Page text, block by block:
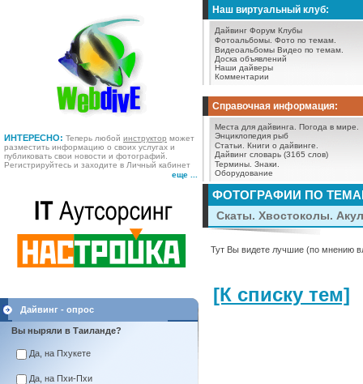
ИНТЕРЕСНО: Теперь любой инструктор может
разместить информацию о своих услугах и
публиковать свои новости и фотографий.
Регистрируйтесь и заходите в Личный кабинет
еще ...
Наш виртуальный клуб:
Дайвинг Форум Клубы
Фотоальбомы. Фото по темам.
Видеоальбомы Видео по темам.
Доска объявлений
Наши дайверы
Комментарии
Справочная информация:
Места для дайвинга.
Погода в мире.
Энциклопедия рыб
Статьи.
Книги о дайвинге.
Дайвинг словарь (3165 слов)
Термины. Знаки.
Оборудование
Дайвинг - опрос
Вы ныряли в Таиланде?
Да, на Пхукете
Да, на Пхи-Пхи
ФОТОГРАФИИ ПО
Скаты. Хвостоколы.
Тут Вы видете лучшие (по мнению
[К списку тем]